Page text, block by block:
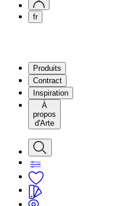
fr
Produits
Contract
Inspiration
À
propos
d'Arte